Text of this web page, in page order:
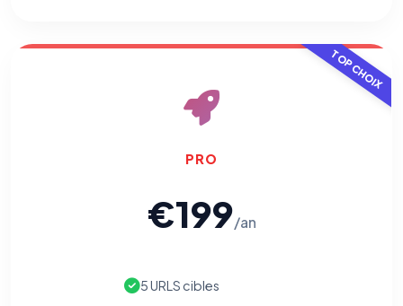
TOP CHOIX
PRO
€199/an
5 URLS cibles